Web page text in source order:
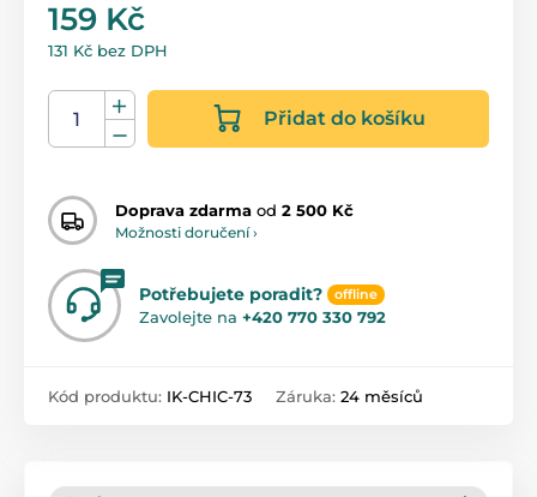
159 Kč
131 Kč bez DPH
Přidat do košíku
Doprava zdarma od 2 500 Kč
Možnosti doručení ›
Potřebujete poradit? offline
Zavolejte na +420 770 330 792
Kód produktu: IK-CHIC-73 Záruka: 24 měsíců